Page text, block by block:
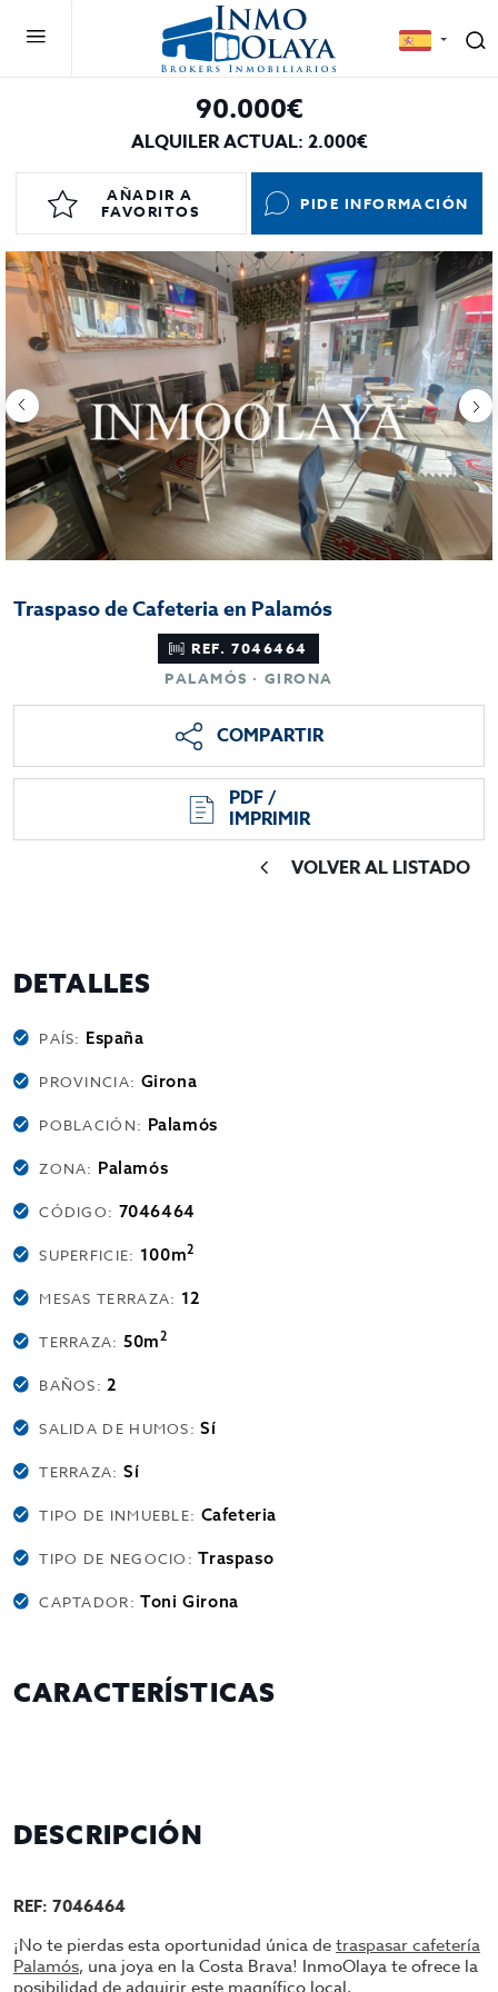
90.000€
ALQUILER ACTUAL: 2.000€
AÑADIR A
FAVORITOS
PIDE INFORMACIÓN
Traspaso de Cafeteria en Palamós
REF. 7046464
PALAMÓS · GIRONA
COMPARTIR
PDF /
IMPRIMIR
VOLVER AL LISTADO
DETALLES
PAÍS: España
PROVINCIA: Girona
POBLACIÓN: Palamós
ZONA: Palamós
CÓDIGO: 7046464
SUPERFICIE: 100m2
MESAS TERRAZA: 12
TERRAZA: 50m2
BAÑOS:2
SALIDA DE HUMOS:Sí
TERRAZA: Sí
TIPO DE INMUEBLE: Cafeteria
TIPO DE NEGOCIO:Traspaso
CAPTADOR:Toni Girona
CARACTERÍSTICAS
DESCRIPCIÓN
REF: 7046464
¡No te pierdas esta oportunidad única detraspasar cafetería
Palamós, una joya en la Costa Brava! InmoOlaya te ofrece la